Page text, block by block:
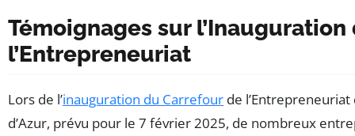
Témoignages sur
l’Entrepreneuriat
Lors de l’inauguration du Carrefour de
d’Azur, prévu pour le 7 février 2025, de nombreux